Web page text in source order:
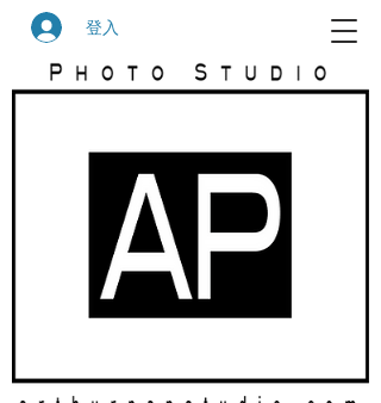
登入